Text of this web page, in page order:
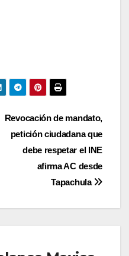
Revocación de mandato,
petición ciudadana que
debe respetar el INE
afirma AC desde
Tapachula